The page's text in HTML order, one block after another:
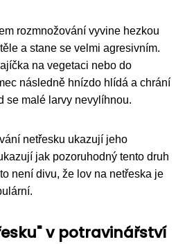
rozmnožování vyvine hezkou
a stane se velmi agresivním.
na vegetaci nebo do
následně hnízdo hlídá a chrání
se malé larvy nevylíhnou.
netřesku ukazují jeho
jak pozoruhodný tento druh
není divu, že lov na netřeska je
v potravinářství